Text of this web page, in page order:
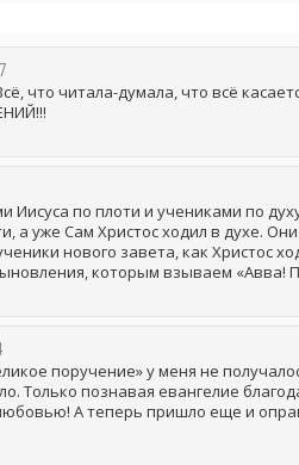
что читала-думала, что всё
Иисуса по плоти и учениками по
а уже Сам Христос ходил в духе.
нового завета, как Христос
которым взываем «Авва!
поручение» у меня не
Только познавая евангелие
А теперь пришло еще и